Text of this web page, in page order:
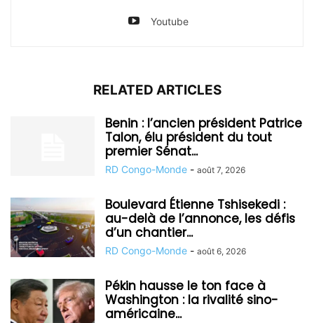
Youtube
RELATED ARTICLES
Benin : l’ancien président Patrice
Talon, élu président du tout
premier Sénat...
RD Congo-Monde - août 7, 2026
Boulevard Étienne Tshisekedi :
au-delà de l’annonce, les défis
d’un chantier...
RD Congo-Monde - août 6, 2026
Pékin hausse le ton face à
Washington : la rivalité sino-
américaine...